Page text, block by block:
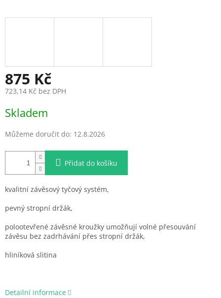
875 Kč
723,14 Kč bez DPH
cena:
Skladem
Můžeme doručit do: 12.8.2026
Přidat do košíku
kvalitní závěsový tyčový systém,
pevný stropní držák,
polootevřené závěsné kroužky umožňují volné přesouvání
závěsu bez zadrhávání přes stropní držák,
hliníková slitina
Detailní informace